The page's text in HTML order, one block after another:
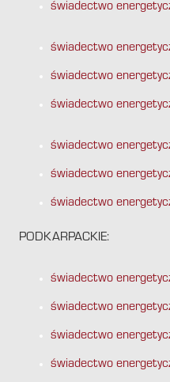
świadectwo
świadectwo
świadectwo
świadectwo
świadectwo
świadectwo
świadectwo
PODKARPACKIE:
świadectwo
świadectwo
świadectwo
świadectwo